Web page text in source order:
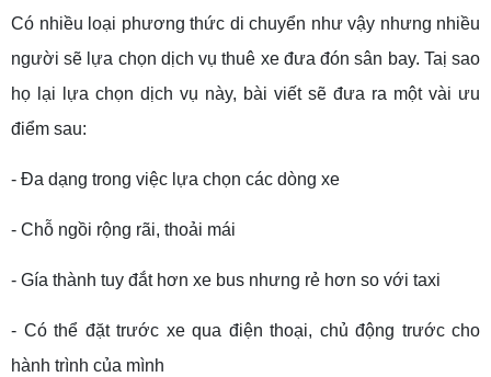
Có nhiều loại phương thức di chuyển như vậy nhưng nhiều
người sẽ lựa chọn dịch vụ thuê xe đưa đón sân bay. Taị sao
họ lại lựa chọn dịch vụ này, bài viết sẽ đưa ra một vài ưu
điểm sau:
- Đa dạng trong việc lựa chọn các dòng xe
- Chỗ ngồi rộng rãi, thoải mái
- Gía thành tuy đắt hơn xe bus nhưng rẻ hơn so với taxi
- Có thể đặt trước xe qua điện thoại, chủ động trước cho
hành trình của mình